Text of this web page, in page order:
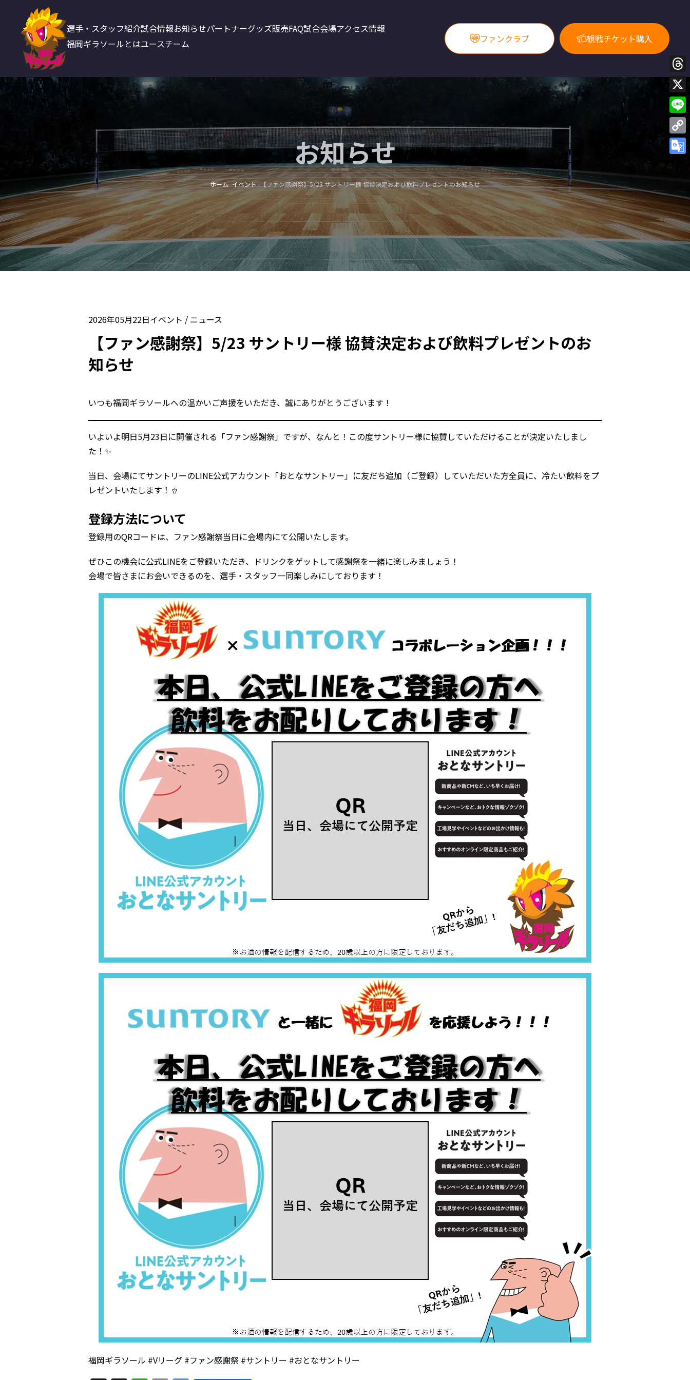
選手・スタッフ紹介試合情報お知らせパートナーグッズ販売FAQ試合会場アクセス情報
福岡ギラソールとはユースチーム ファンクラブ 観戦チケット購入
お知らせ
ホーム イベント 【ファン感謝祭】5/23 サントリー様 協賛決定および飲料プレゼントのお知らせ
2026年05月22日イベント / ニュース
【ファン感謝祭】5/23 サントリー様 協賛決定および飲料プレゼントのお
知らせ
いつも福岡ギラソールへの温かいご声援をいただき、誠にありがとうございます！
いよいよ明日5月23日に開催される「ファン感謝祭」ですが、なんと！この度サントリー様に協賛していただけることが決定いたしまし
た！✨
当日、会場にてサントリーのLINE公式アカウント「おとなサントリー」に友だち追加（ご登録）していただいた方全員に、冷たい飲料をプ
レゼントいたします！🥤
登録方法について
登録用のQRコードは、ファン感謝祭当日に会場内にて公開いたします。
ぜひこの機会に公式LINEをご登録いただき、ドリンクをゲットして感謝祭を一緒に楽しみましょう！
会場で皆さまにお会いできるのを、選手・スタッフ一同楽しみにしております！
福岡ギラソール #Vリーグ #ファン感謝祭 #サントリー #おとなサントリー
X
Line
Copy
Link